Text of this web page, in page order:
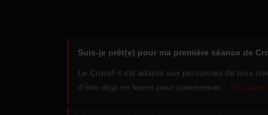
Suis-je prêt(e) pour ma première séance de
Le CrossFit est adapté aux personnes de tous
d'être déjà en forme pour commencer. En